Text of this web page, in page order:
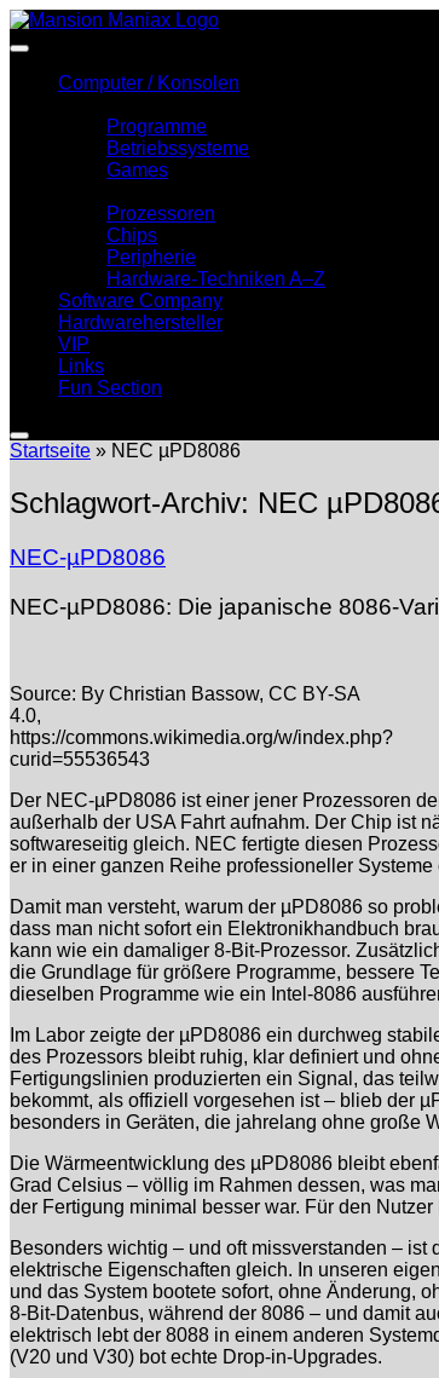
Zum
Inhalt
Computer / Konsolen
Programme
Betriebssysteme
Games
Prozessoren
Chips
Peripherie
Hardware-Techniken A–Z
Software Company
Hardwarehersteller
VIP
Links
Fun Section
Startseite » NEC µPD8086
Schlagwort-Archiv: NEC
NEC-µPD8086
NEC-µPD8086: Die japanische 8086-
Source: By Christian Bassow, CC BY-SA
4.0,
https://commons.wikimedia.org/w/index.php?
curid=55536543
Der NEC-µPD8086 ist einer jener Prozessoren
außerhalb der USA Fahrt aufnahm. Der Chip ist
softwareseitig gleich. NEC fertigte diesen
er in einer ganzen Reihe professioneller
Damit man versteht, warum der µPD8086 so
dass man nicht sofort ein Elektronikhandbuch
kann wie ein damaliger 8-Bit-Prozessor.
die Grundlage für größere Programme, bessere
dieselben Programme wie ein Intel-8086
Im Labor zeigte der µPD8086 ein durchweg
des Prozessors bleibt ruhig, klar definiert und
Fertigungslinien produzierten ein Signal, das
bekommt, als offiziell vorgesehen ist – blieb der
besonders in Geräten, die jahrelang ohne große
Die Wärmeentwicklung des µPD8086 bleibt
Grad Celsius – völlig im Rahmen dessen, was
der Fertigung minimal besser war. Für den
Besonders wichtig – und oft missverstanden – ist
elektrische Eigenschaften gleich. In unseren
und das System bootete sofort, ohne Änderung,
8-Bit-Datenbus, während der 8086 – und damit
elektrisch lebt der 8088 in einem anderen
(V20 und V30) bot echte Drop-in-Upgrades.